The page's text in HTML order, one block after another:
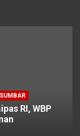
RI, WBP